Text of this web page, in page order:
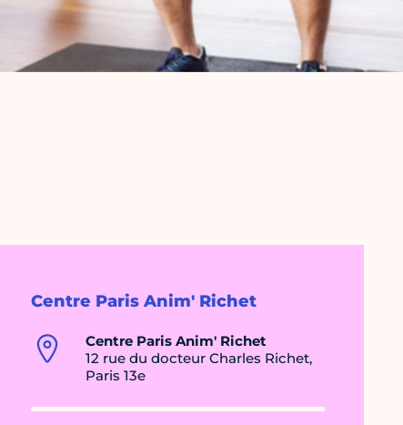
Centre Paris Anim' Richet
Centre Paris Anim' Richet
12 rue du docteur Charles Richet,
Paris 13e